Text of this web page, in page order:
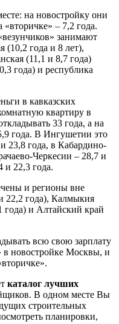
на новостройку они
«вторичке» – 7,2 года.
занимают
(10,2 года и 8 лет),
(11,1 и 8,7 года)
года) и республика
в кавказских
квартиру в
33 года, а на
года. В Ингушетии это
23,8 года, в Кабардино-
Черкесии – 28,7 и
и 22,3 года.
и регионы вне
22,2 года), Калмыкия
и Алтайский край
всю свою зарплату
в новостройке Москвы, и
каталог лучших
В одном месте Вы
строительных
планировки,